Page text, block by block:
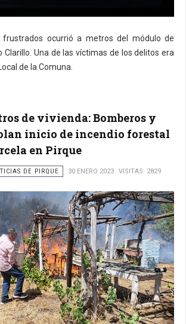
ocurrió a metros del módulo de
Clarillo. Una de las víctimas de los delitos era
de la Comuna.
de vivienda: Bomberos y
inicio de incendio forestal
en Pirque
DE PIRQUE 30 ENERO 2023 VISITAS: 2829